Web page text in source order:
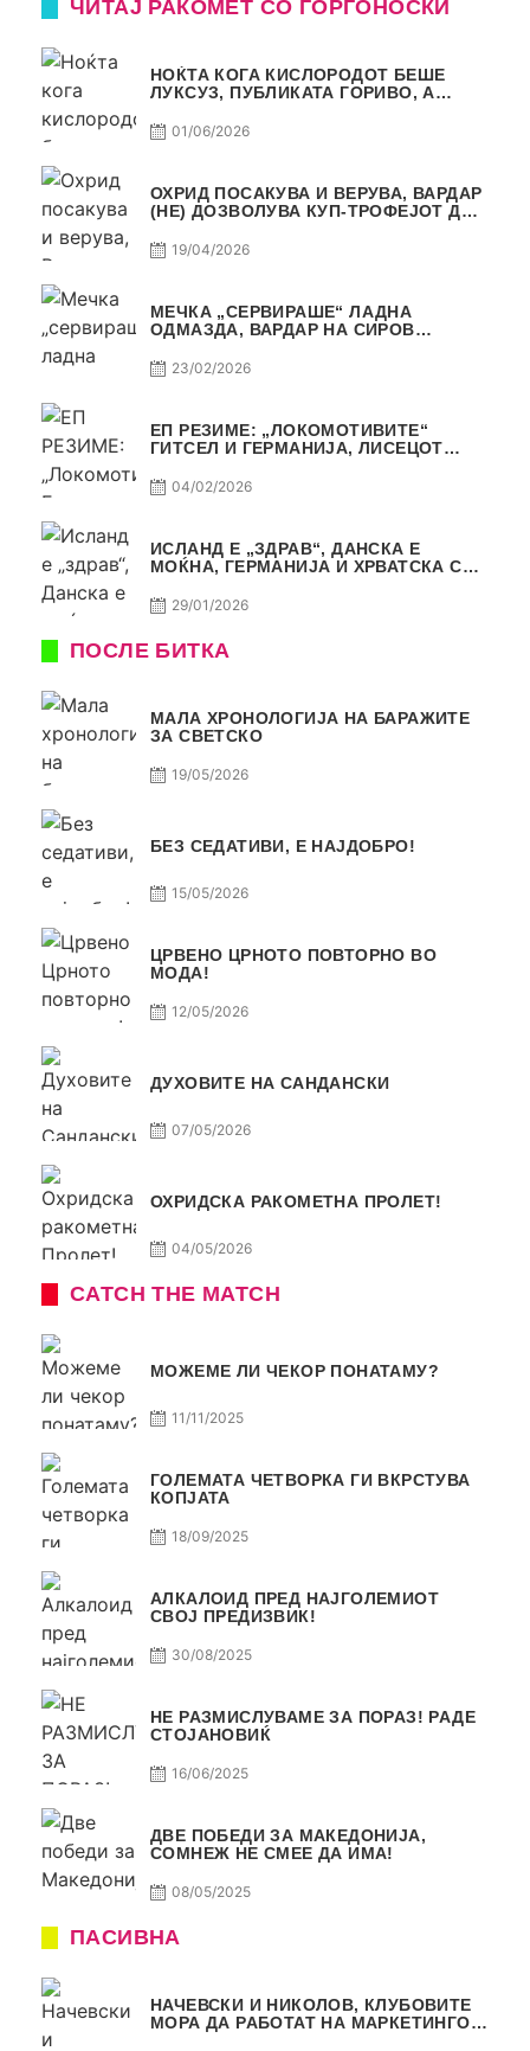
ЧИТАЈ РАКОМЕТ СО ЃОРГОНОСКИ
НОЌТА КОГА КИСЛОРОДОТ БЕШЕ
ЛУКСУЗ, ПУБЛИКАТА ГОРИВО, А
01/06/2026
ОХРИД ПОСАКУВА И ВЕРУВА, ВАРДАР
(НЕ) ДОЗВОЛУВА КУП-ТРОФЕЈОТ ДА
19/04/2026
МЕЧКА „СЕРВИРАШЕ“ ЛАДНА
ОДМАЗДА, ВАРДАР НА СИРОВ
АВТОКОМАНДА
23/02/2026
ЕП РЕЗИМЕ: „ЛОКОМОТИВИТЕ“
ГИТСЕЛ И ГЕРМАНИЈА, ЛИСЕЦОТ
04/02/2026
ИСЛАНД Е „ЗДРАВ“, ДАНСКА Е
МОЌНА, ГЕРМАНИЈА И ХРВАТСКА СЕ
29/01/2026
ПОСЛЕ БИТКА
МАЛА ХРОНОЛОГИЈА НА БАРАЖИТЕ
ЗА СВЕТСКО
19/05/2026
БЕЗ СЕДАТИВИ, Е НАЈДОБРО!
15/05/2026
ЦРВЕНО ЦРНОТО ПОВТОРНО ВО
МОДА!
12/05/2026
ДУХОВИТЕ НА САНДАНСКИ
07/05/2026
ОХРИДСКА РАКОМЕТНА ПРОЛЕТ!
04/05/2026
CATCH THE MATCH
МОЖЕМЕ ЛИ ЧЕКОР ПОНАТАМУ?
11/11/2025
ГОЛЕМАТА ЧЕТВОРКА ГИ ВКРСТУВА
КОПЈАТА
18/09/2025
АЛКАЛОИД ПРЕД НАЈГОЛЕМИОТ
СВОЈ ПРЕДИЗВИК!
30/08/2025
НЕ РАЗМИСЛУВАМЕ ЗА ПОРАЗ! РАДЕ
СТОЈАНОВИЌ
16/06/2025
ДВЕ ПОБЕДИ ЗА МАКЕДОНИЈА,
СОМНЕЖ НЕ СМЕЕ ДА ИМА!
08/05/2025
ПАСИВНА
НАЧЕВСКИ И НИКОЛОВ, КЛУБОВИТЕ
МОРА ДА РАБОТАТ НА МАРКЕТИНГОТ,